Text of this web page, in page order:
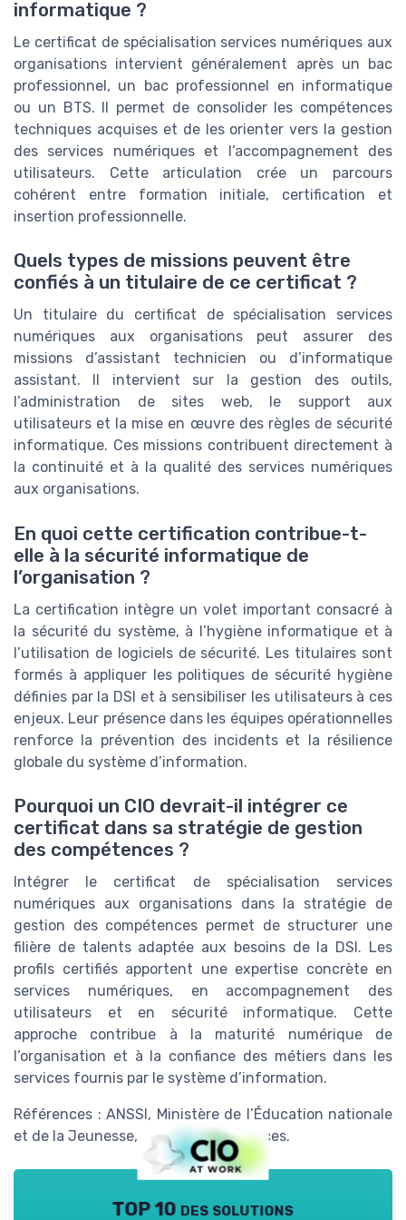
informatique ?
Le certificat de spécialisation services numériques aux
organisations intervient généralement après un bac
professionnel, un bac professionnel en informatique
ou un BTS. Il permet de consolider les compétences
techniques acquises et de les orienter vers la gestion
des services numériques et l’accompagnement des
utilisateurs. Cette articulation crée un parcours
cohérent entre formation initiale, certification et
insertion professionnelle.
Quels types de missions peuvent être
confiés à un titulaire de ce certificat ?
Un titulaire du certificat de spécialisation services
numériques aux organisations peut assurer des
missions d’assistant technicien ou d’informatique
assistant. Il intervient sur la gestion des outils,
l’administration de sites web, le support aux
utilisateurs et la mise en œuvre des règles de sécurité
informatique. Ces missions contribuent directement à
la continuité et à la qualité des services numériques
aux organisations.
En quoi cette certification contribue-t-
elle à la sécurité informatique de
l’organisation ?
La certification intègre un volet important consacré à
la sécurité du système, à l’hygiène informatique et à
l’utilisation de logiciels de sécurité. Les titulaires sont
formés à appliquer les politiques de sécurité hygiène
définies par la DSI et à sensibiliser les utilisateurs à ces
enjeux. Leur présence dans les équipes opérationnelles
renforce la prévention des incidents et la résilience
globale du système d’information.
Pourquoi un CIO devrait-il intégrer ce
certificat dans sa stratégie de gestion
des compétences ?
Intégrer le certificat de spécialisation services
numériques aux organisations dans la stratégie de
gestion des compétences permet de structurer une
filière de talents adaptée aux besoins de la DSI. Les
profils certifiés apportent une expertise concrète en
services numériques, en accompagnement des
utilisateurs et en sécurité informatique. Cette
approche contribue à la maturité numérique de
l’organisation et à la confiance des métiers dans les
services fournis par le système d’information.
Références : ANSSI, Ministère de l’Éducation nationale
et de la Jeunesse, France Compétences.
TOP 10 des solutions